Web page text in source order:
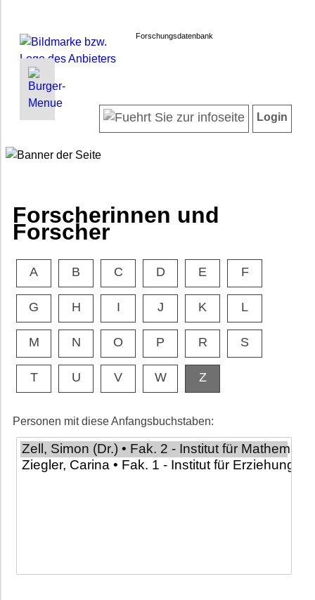
Forschungsdatenbank
INFORMATIONEN | SUCHEN
Forscherinnen und Forscher
Barrierefreiheit
LOGIN
Login
Forscherinnen und
Forscher
A B C D E F
G H I J K L
M N O P R S
T U V W Z
Personen mit diese Anfangsbuchstaben: